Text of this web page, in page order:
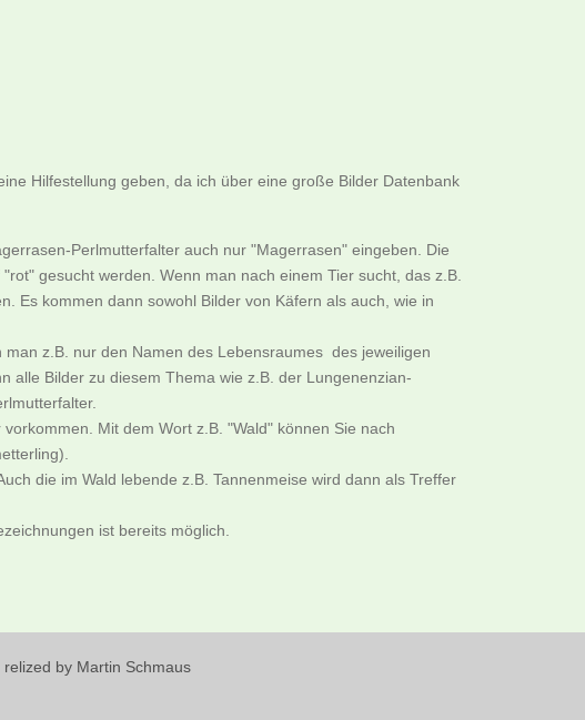
Hilfestellung geben, da ich über eine große Bilder Datenbank
Perlmutterfalter auch nur "Magerrasen" eingeben. Die
gesucht werden. Wenn man nach einem Tier sucht, das z.B.
Es kommen dann sowohl Bilder von Käfern als auch, wie in
z.B. nur den Namen des Lebensraumes des jeweiligen
alle Bilder zu diesem Thema wie z.B. der Lungenenzian-
Mit dem Wort z.B. "Wald" können Sie nach
die im Wald lebende z.B. Tannenmeise wird dann als Treffer
ist bereits möglich.
by Martin Schmaus